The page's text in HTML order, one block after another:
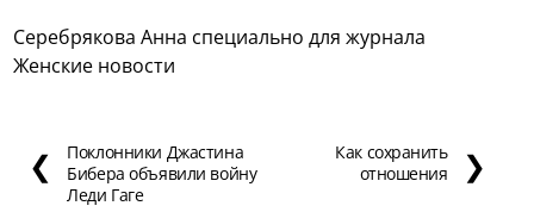
Серебрякова Анна специально для журнала
Женские новости
❮
Поклонники Джастина
Бибера объявили войну
Леди Гаге
Как сохранить
отношения
❯